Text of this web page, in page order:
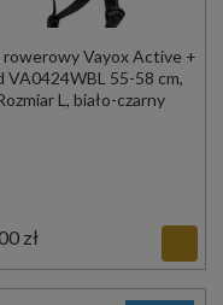
rowerowy Vayox Active +
VA0424WBL 55-58 cm,
L, biało-czarny
zł